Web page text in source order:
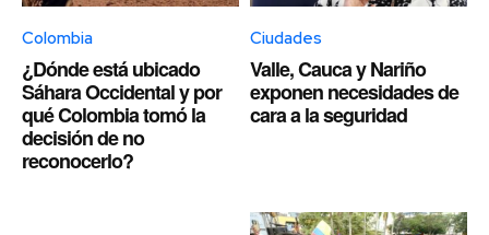
Colombia
¿Dónde está ubicado
Sáhara Occidental y por
qué Colombia tomó la
decisión de no
reconocerlo?
Ciudades
Valle, Cauca y Nariño
exponen necesidades de
cara a la seguridad